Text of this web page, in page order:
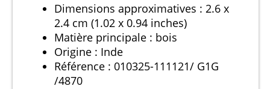
Dimensions approximatives : 2.6 x
2.4 cm (1.02 x 0.94 inches)
Matière principale : bois
Origine : Inde
Référence : 010325-111121/ G1G
/4870